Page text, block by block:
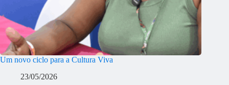
Um novo ciclo para a Cultura Viva
23/05/2026